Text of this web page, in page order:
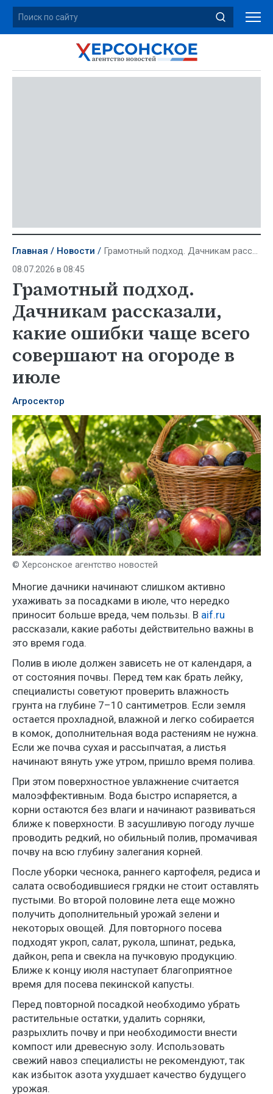
Главная Новости Грамотный подход. Дачникам рассказали, какие ошибки чаще всего совершают на огороде в июле
08.07.2026 в 08:45
Грамотный подход.
Дачникам рассказали,
какие ошибки чаще всего
совершают на огороде в
июле
Агросектор
© Херсонское агентство новостей
Многие дачники начинают слишком активно
ухаживать за посадками в июле, что нередко
приносит больше вреда, чем пользы. В aif.ru
рассказали, какие работы действительно важны в
это время года.
Полив в июле должен зависеть не от календаря, а
от состояния почвы. Перед тем как брать лейку,
специалисты советуют проверить влажность
грунта на глубине 7–10 сантиметров. Если земля
остается прохладной, влажной и легко собирается
в комок, дополнительная вода растениям не нужна.
Если же почва сухая и рассыпчатая, а листья
начинают вянуть уже утром, пришло время полива.
При этом поверхностное увлажнение считается
малоэффективным. Вода быстро испаряется, а
корни остаются без влаги и начинают развиваться
ближе к поверхности. В засушливую погоду лучше
проводить редкий, но обильный полив, промачивая
почву на всю глубину залегания корней.
После уборки чеснока, раннего картофеля, редиса и
салата освободившиеся грядки не стоит оставлять
пустыми. Во второй половине лета еще можно
получить дополнительный урожай зелени и
некоторых овощей. Для повторного посева
подходят укроп, салат, рукола, шпинат, редька,
дайкон, репа и свекла на пучковую продукцию.
Ближе к концу июля наступает благоприятное
время для посева пекинской капусты.
Перед повторной посадкой необходимо убрать
растительные остатки, удалить сорняки,
разрыхлить почву и при необходимости внести
компост или древесную золу. Использовать
свежий навоз специалисты не рекомендуют, так
как избыток азота ухудшает качество будущего
урожая.